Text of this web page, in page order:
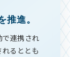
推進。
連携され
るととも